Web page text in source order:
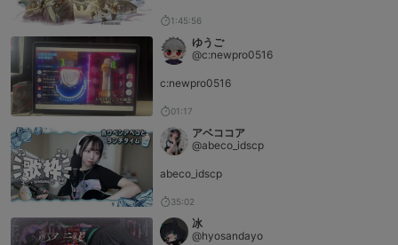
1:45:56
ゆうご
@c:newpro0516
c:newpro0516
01:17
アベココア
@abeco_idscp
abeco_idscp
35:02
冰
@hyosandayo